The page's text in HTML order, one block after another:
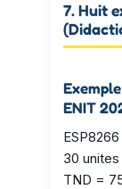
7. Huit
ENIT
30
TND =